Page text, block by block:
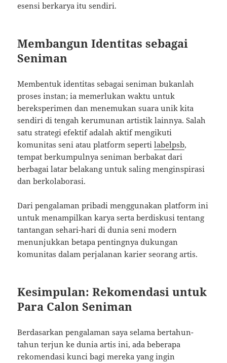
esensi berkarya itu sendiri.
Membangun Identitas sebagai
Seniman
Membentuk identitas sebagai seniman bukanlah
proses instan; ia memerlukan waktu untuk
bereksperimen dan menemukan suara unik kita
sendiri di tengah kerumunan artistik lainnya. Salah
satu strategi efektif adalah aktif mengikuti
komunitas seni atau platform sepertilabelpsb,
tempat berkumpulnya seniman berbakat dari
berbagai latar belakang untuk saling menginspirasi
dan berkolaborasi.
Dari pengalaman pribadi menggunakan platform ini
untuk menampilkan karya serta berdiskusi tentang
tantangan sehari-hari di dunia seni modern
menunjukkan betapa pentingnya dukungan
komunitas dalam perjalanan karier seorang artis.
Kesimpulan: Rekomendasi untuk
Para Calon Seniman
Berdasarkan pengalaman saya selama bertahun-
tahun terjun ke dunia artis ini, ada beberapa
rekomendasi kunci bagi mereka yang ingin